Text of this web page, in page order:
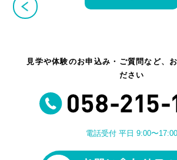
見学や体験のお申込み・ご質問など、
ださい
電話受付 平日 9:00〜17:00